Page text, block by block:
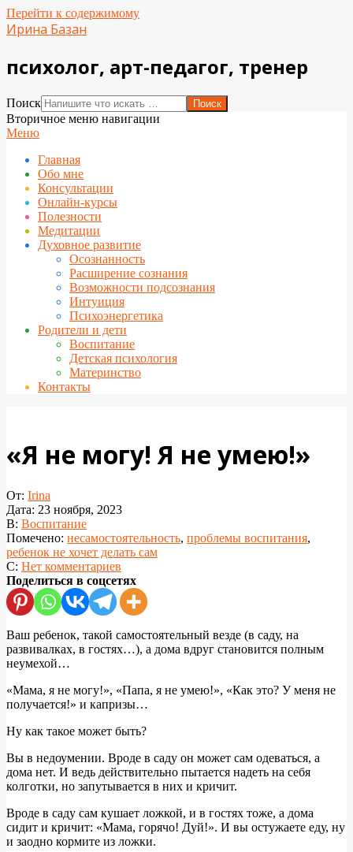
Перейти к содержимому
Ирина Базан
психолог, арт-педагог, тренер
Поиск
Вторичное меню навигации
Меню
Главная
Обо мне
Консультации
Онлайн-курсы
Полезности
Медитации
Духовное развитие
Осознанность
Расширение сознания
Возможности подсознания
Интуиция
Психоэнергетика
Родители и дети
Воспитание
Детская психология
Материнство
Контакты
«Я не могу! Я не умею!»
От: Irina
Дата: 23 ноября, 2023
В: Воспитание
Помечено: несамостоятельность, проблемы воспитания,
ребенок не хочет делать сам
С: Нет комментариев
Поделиться в соцсетях
Ваш ребенок, такой самостоятельный везде (в саду, на
развивалках, в гостях…), а дома вдруг становится полным
неумехой…
«Мама, я не могу!», «Папа, я не умею!», «Как это? У меня не
получается!» и капризы…
Ну как такое может быть?
Вы в недоумении. Вроде в саду он может сам одеваться, а
дома нет. И ведь действительно пытается надеть на себя
колготки, но запутывается в них и кричит.
Вроде в саду сам кушает ложкой, и в гостях тоже, а дома
сидит и кричит: «Мама, горячо! Дуй!». И вы остужаете еду, ну
и заодно кормите из ложки.